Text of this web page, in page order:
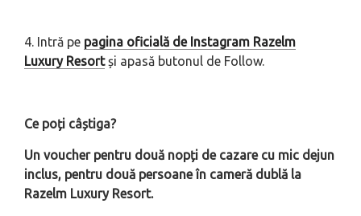
4. Intră pe pagina oficială de Instagram Razelm
Luxury Resortși apasă butonul de Follow.
Ce poți câștiga?
Un voucher pentru două nopți de cazare cu mic dejun
inclus, pentru două persoane în cameră dublă la
Razelm Luxury Resort.